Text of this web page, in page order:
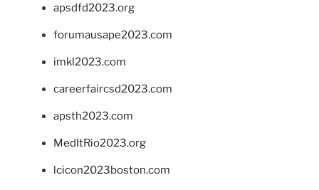
apsdfd2023.org
forumausape2023.com
imkl2023.com
careerfaircsd2023.com
apsth2023.com
MedItRio2023.org
lcicon2023boston.com